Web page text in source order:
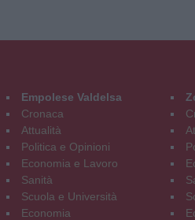
Empolese Valdelsa
Cronaca
Attualità
Politica e Opinioni
Economia e Lavoro
Sanità
Scuola e Università
Economia